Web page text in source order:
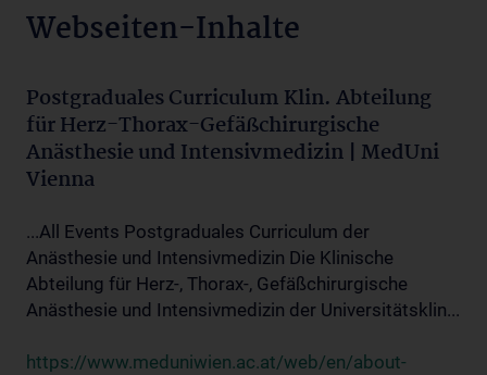
Webseiten-Inhalte
Postgraduales Curriculum Klin. Abteilung
für Herz-Thorax-Gefäßchirurgische
Anästhesie und Intensivmedizin | MedUni
Vienna
...All Events Postgraduales Curriculum der
Anästhesie und Intensivmedizin Die Klinische
Abteilung für Herz-, Thorax-, Gefäßchirurgische
Anästhesie und Intensivmedizin der Universitätsklin...
https://www.meduniwien.ac.at/web/en/about-